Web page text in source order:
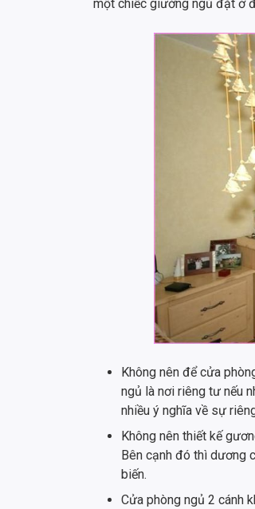
một chiếc giường ngủ đặt ở
Không nên để cửa
ngủ là nơi riêng tư nếu
nhiều ý nghĩa về sự
Không nên thiết kế
Bên cạnh đó thì dương
biến.
Cửa phòng ngủ 2 cánh